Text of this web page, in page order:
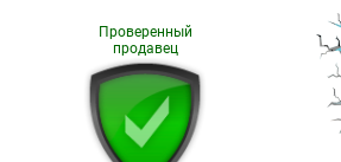
Проверенный
продавец